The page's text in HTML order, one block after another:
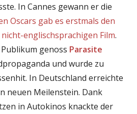
In Cannes gewann er die
Oscars gab es erstmals den
englischsprachigen Film.
genoss Parasite
und wurde zu
In Deutschland erreichte
neuen Meilenstein. Dank
in Autokinos knackte der